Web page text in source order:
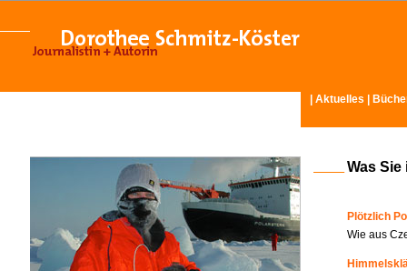
Aktuelles
Was
Plötzlich
Wie aus